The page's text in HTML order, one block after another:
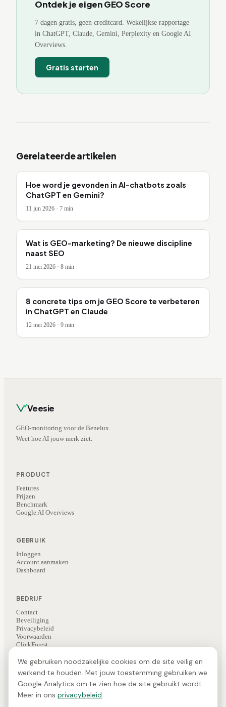
Ontdek je eigen GEO Score
7 dagen gratis, geen creditcard. Wekelijkse rapportage
in ChatGPT, Claude, Gemini, Perplexity en Google AI
Overviews.
Gratis starten
Gerelateerde artikelen
Hoe word je gevonden in AI-chatbots zoals
ChatGPT en Gemini?
11 jun 2026 · 7 min
Wat is GEO-marketing? De nieuwe discipline
naast SEO
21 mei 2026 · 8 min
8 concrete tips om je GEO Score te verbeteren
in ChatGPT en Claude
12 mei 2026 · 9 min
Veesie
GEO-monitoring voor de Benelux.
Weet hoe AI jouw merk ziet.
PRODUCT
Features
Prijzen
Benchmark
Google AI Overviews
GEBRUIK
Inloggen
Account aanmaken
Dashboard
BEDRIJF
Contact
Beveiliging
Privacybeleid
Voorwaarden
ClickForest
©2026 ClickForest · Veesie is een product van ClickForest
Gemaakt in de Benelux · EU-hosting · GDPR-conform ·
We gebruiken noodzakelijke cookies om de site veilig en
werkend te houden. Met jouw toestemming gebruiken we
Google Analytics om te zien hoe de site gebruikt wordt.
Meer in ons privacybeleid.